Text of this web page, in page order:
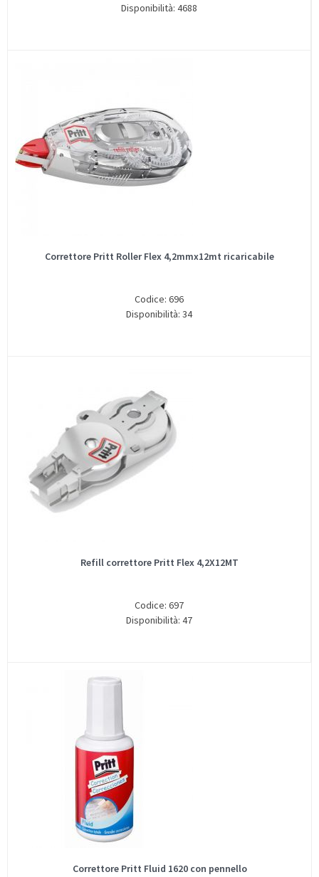
Disponibilità: 4688
Correttore Pritt Roller Flex 4,2mmx12mt ricaricabile
Codice: 696
Disponibilità: 34
Refill correttore Pritt Flex 4,2X12MT
Codice: 697
Disponibilità: 47
Correttore Pritt Fluid 1620 con pennello